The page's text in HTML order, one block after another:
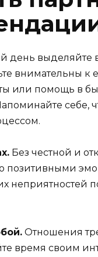
день выделяйте
внимательны к
или помощь в
себе,
Без честной и
позитивными
Отношения
время своим